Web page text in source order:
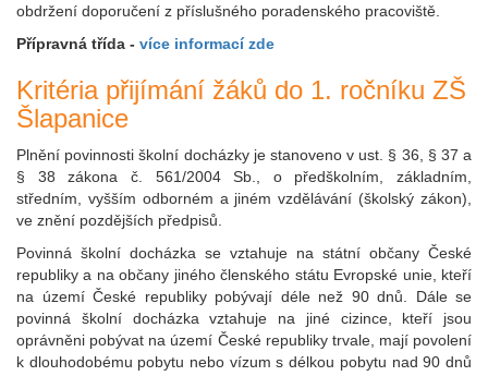
obdržení doporučení z příslušného poradenského pracoviště.
Přípravná třída - více informací zde
Kritéria přijímání žáků do 1. ročníku ZŠ
Šlapanice
Plnění povinnosti školní docházky je stanoveno v ust. § 36, § 37 a
§ 38 zákona č. 561/2004 Sb., o předškolním, základním,
středním, vyšším odborném a jiném vzdělávání (školský zákon),
ve znění pozdějších předpisů.
Povinná školní docházka se vztahuje na státní občany České
republiky a na občany jiného členského státu Evropské unie, kteří
na území České republiky pobývají déle než 90 dnů. Dále se
povinná školní docházka vztahuje na jiné cizince, kteří jsou
oprávněni pobývat na území České republiky trvale, mají povolení
k dlouhodobému pobytu nebo vízum s délkou pobytu nad 90 dnů